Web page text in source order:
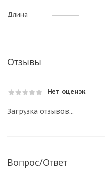
Длина
Отзывы
Нет оценок
Загрузка отзывов...
Вопрос/Ответ